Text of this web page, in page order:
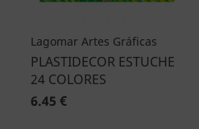
Lagomar Artes Gráficas
PLASTIDECOR ESTUCHE
24 COLORES
6.45 €